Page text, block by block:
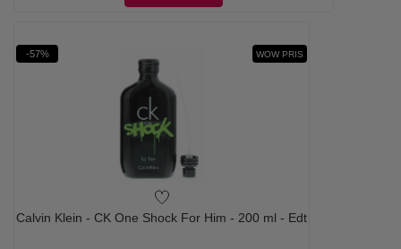
-57% WOW PRIS
Calvin Klein - CK One Shock For Him - 200 ml - Edt